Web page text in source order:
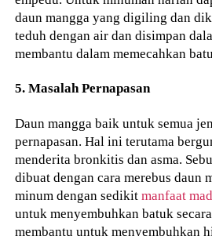
daun mangga yang digiling dan
teduh dengan air dan disimpan
membantu dalam memecahkan
5. Masalah Pernapasan
Daun mangga baik untuk semua
pernapasan. Hal ini terutama
menderita bronkitis dan asma.
dibuat dengan cara merebus daun
minum dengan sedikitmanfaat
untuk menyembuhkan batuk
membantu untuk menyembuhkan